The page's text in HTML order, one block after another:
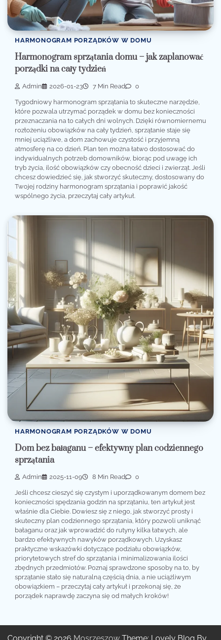
HARMONOGRAM PORZĄDKÓW W DOMU
Harmonogram sprzątania domu – jak zaplanować
porządki na cały tydzień
Admin 2026-01-23 7 Min Read 0
Tygodniowy harmonogram sprzątania to skuteczne narzędzie,
które pozwala utrzymać porządek w domu bez konieczności
przeznaczania na to całych dni wolnych. Dzięki równomiernemu
rozłożeniu obowiązków na cały tydzień, sprzątanie staje się
mniej uciążliwe, a dom zachowuje czystość i przyjemną
atmosferę na co dzień. Plan ten można łatwo dostosować do
indywidualnych potrzeb domowników, biorąc pod uwagę ich
tryb życia, ilość obowiązków czy obecność dzieci i zwierząt. Jeśli
chcesz dowiedzieć się, jak stworzyć skuteczny, dostosowany do
Twojej rodziny harmonogram sprzątania i poprawić jakość
wspólnego życia, przeczytaj cały artykuł.
HARMONOGRAM PORZĄDKÓW W DOMU
Dom bez bałaganu – efektywny plan codziennego
sprzątania
Admin 2025-11-09 8 Min Read 0
Jeśli chcesz cieszyć się czystym i uporządkowanym domem bez
konieczności spędzania godzin na sprzątaniu, ten artykuł jest
właśnie dla Ciebie. Dowiesz się z niego, jak stworzyć prosty i
skuteczny plan codziennego sprzątania, który pozwoli uniknąć
bałaganu oraz jak wprowadzić do rutyny kilka łatwych, ale
bardzo efektywnych nawyków porządkowych. Uzyskasz
praktyczne wskazówki dotyczące podziału obowiązków,
priorytetowych stref do sprzątania i minimalizowania ilości
zbędnych przedmiotów. Poznaj sprawdzone sposoby na to, by
sprzątanie stało się naturalną częścią dnia, a nie uciążliwym
obowiązkiem – przeczytaj cały artykuł i przekonaj się, że
porządek naprawdę zaczyna się od małych kroków!